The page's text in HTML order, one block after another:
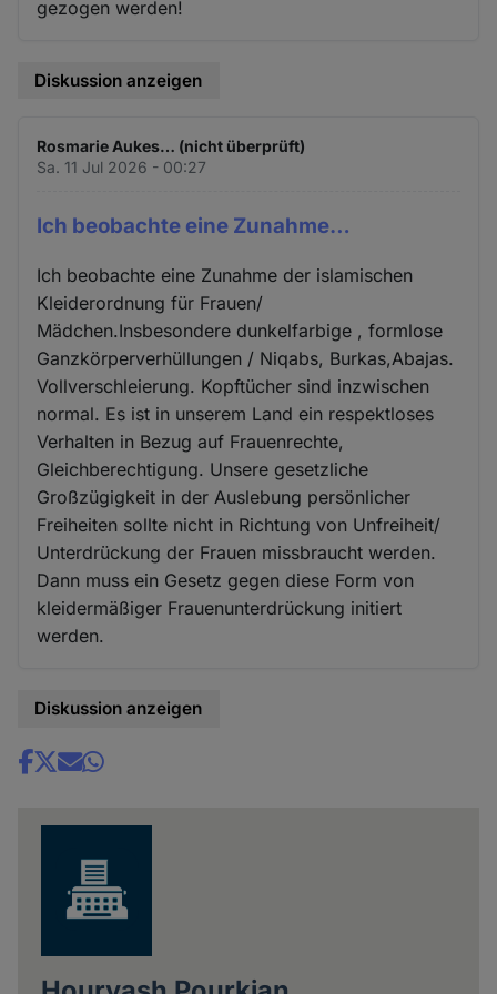
gezogen werden!
Diskussion anzeigen
Rosmarie Aukes… (nicht überprüft)
Sa. 11 Jul 2026 - 00:27
Ich beobachte eine Zunahme…
Ich beobachte eine Zunahme der islamischen
Kleiderordnung für Frauen/
Mädchen.Insbesondere dunkelfarbige , formlose
Ganzkörperverhüllungen / Niqabs, Burkas,Abajas.
Vollverschleierung. Kopftücher sind inzwischen
normal. Es ist in unserem Land ein respektloses
Verhalten in Bezug auf Frauenrechte,
Gleichberechtigung. Unsere gesetzliche
Großzügigkeit in der Auslebung persönlicher
Freiheiten sollte nicht in Richtung von Unfreiheit/
Unterdrückung der Frauen missbraucht werden.
Dann muss ein Gesetz gegen diese Form von
kleidermäßiger Frauenunterdrückung initiert
werden.
Diskussion anzeigen
Share